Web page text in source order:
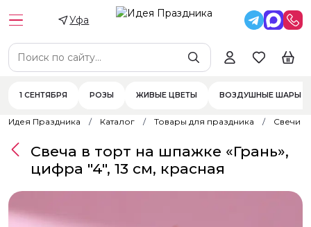
Уфа
1 СЕНТЯБРЯ РОЗЫ ЖИВЫЕ ЦВЕТЫ ВОЗДУШНЫЕ ШАРЫ
Идея Праздника Каталог Товары для праздника Свечи
Свеча в торт на шпажке «‎Грань»,
цифра "4", 13 см, красная